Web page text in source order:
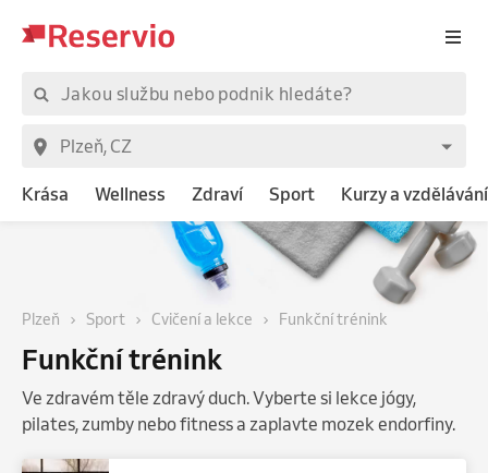
Krása Wellness Zdraví Sport Kurzy a vzdělávání
Plzeň Sport Cvičení a lekce Funkční trénink
Funkční trénink
Ve zdravém těle zdravý duch. Vyberte si lekce jógy,
pilates, zumby nebo fitness a zaplavte mozek endorfiny.